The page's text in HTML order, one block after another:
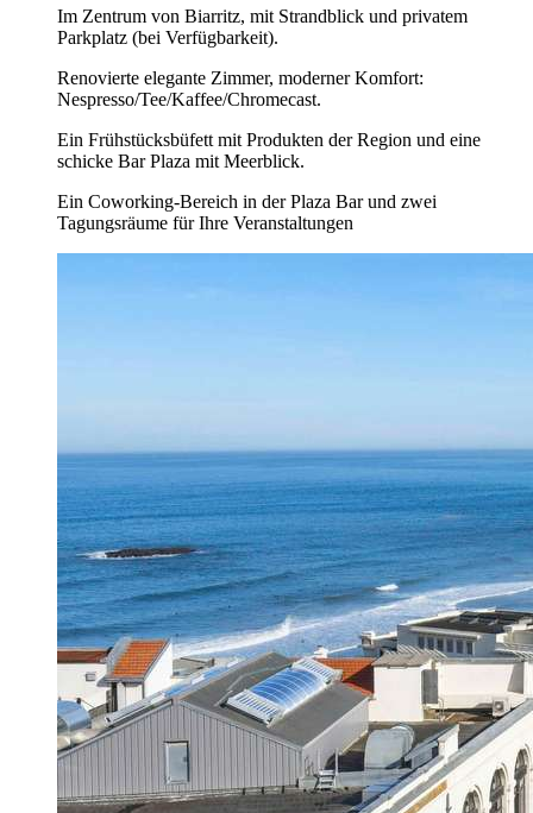
Im Zentrum von Biarritz, mit Strandblick und privatem
Parkplatz (bei Verfügbarkeit).
Renovierte elegante Zimmer, moderner Komfort:
Nespresso/Tee/Kaffee/Chromecast.
Ein Frühstücksbüfett mit Produkten der Region und eine
schicke Bar Plaza mit Meerblick.
Ein Coworking-Bereich in der Plaza Bar und zwei
Tagungsräume für Ihre Veranstaltungen